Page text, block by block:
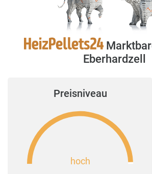
Eberhardzell
Preisniveau
hoch